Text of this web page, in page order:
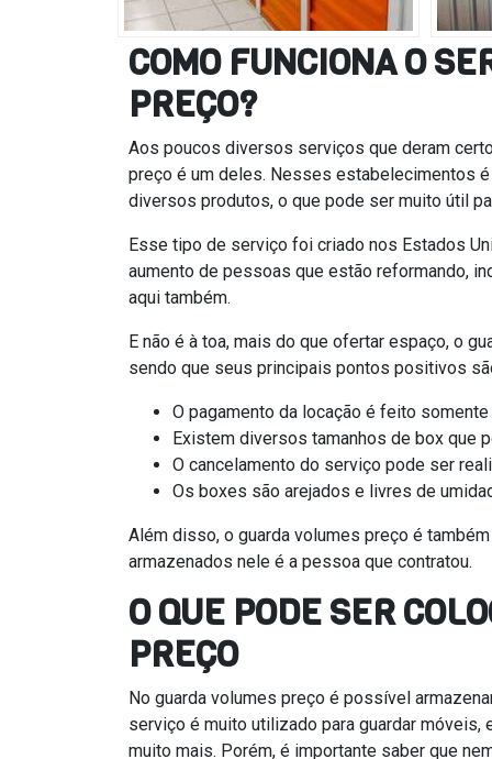
COMO FUNCIONA O
PREÇO?
Aos poucos diversos serviços que deram
preço é um deles. Nesses estabelecimentos
diversos produtos, o que pode ser muito útil
Esse tipo de serviço foi criado nos Estados
aumento de pessoas que estão reformando,
aqui também.
E não é à toa, mais do que ofertar espaço, o
sendo que seus principais pontos positivos
O pagamento da locação é feito
Existem diversos tamanhos de box que
O cancelamento do serviço pode ser
Os boxes são arejados e livres de
Além disso, o guarda volumes preço é
armazenados nele é a pessoa que contratou.
O QUE PODE SER
PREÇO
No guarda volumes preço é possível
serviço é muito utilizado para guardar
muito mais. Porém, é importante saber que